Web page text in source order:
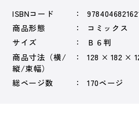
ISBNコード
商品形態
コミックス
サイズ
Ｂ６判
商品寸法（横/
縦/束幅）
128 × 182 ×
総ページ数 170ページ